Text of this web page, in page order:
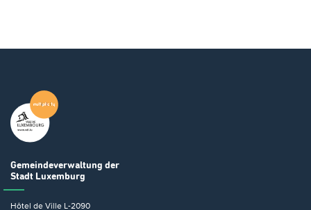
Gemeindeverwaltung der
Stadt Luxemburg
Hôtel de Ville L-2090